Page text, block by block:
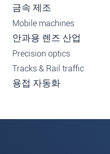
금속 제조
Mobile machines
안과용 렌즈 산업
Precision optics
Tracks & Rail traffic
용접 자동화